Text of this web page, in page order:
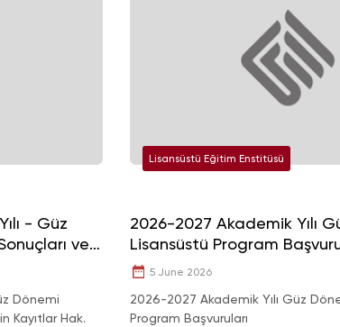
- Güz
ve
Dönemi
Kayıtlar Hak.
Lisansüstü Eğitim Enstitüsü
2026-2027 Akademik Yılı
Lisansüstü Program
5 June 2026
2026-2027 Akademik Yılı Güz
Program Başvuruları